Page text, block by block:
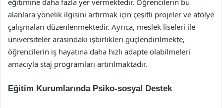
eğitimine daha fazla yer vermektedir. Öğrencilerin bu
alanlara yönelik ilgisini artırmak için çeşitli projeler ve atölye
çalışmaları düzenlenmektedir. Ayrıca, meslek liseleri ile
üniversiteler arasındaki işbirlikleri güçlendirilmekte,
öğrencilerin iş hayatına daha hızlı adapte olabilmeleri
amacıyla staj programları artırılmaktadır.
Eğitim Kurumlarında Psiko-sosyal Destek